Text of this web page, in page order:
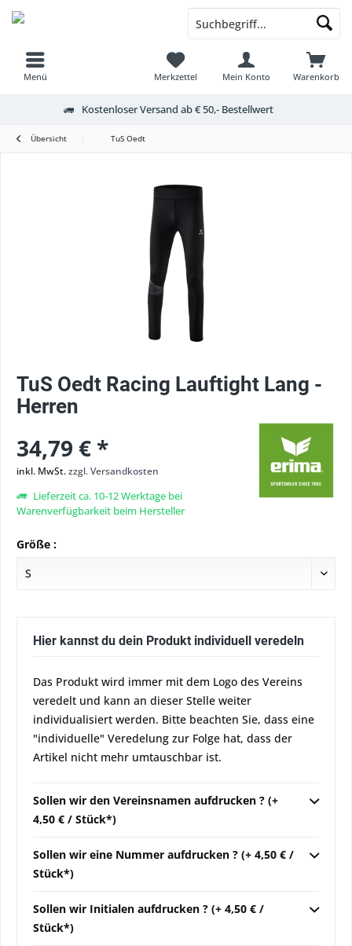
Menü Warenkorb
Merkzettel Mein Konto
Kostenloser Versand ab € 50,- Bestellwert
Übersicht TuS Oedt
TuS Oedt Racing Lauftight Lang -
Herren
34,79 € *
inkl. MwSt.zzgl. Versandkosten
Lieferzeit ca. 10-12 Werktage bei
Warenverfügbarkeit beim Hersteller
Größe :
Hier kannst du dein Produkt individuell veredeln
Das Produkt wird immer mit dem Logo des Vereins
veredelt und kann an dieser Stelle weiter
individualisiert werden. Bitte beachten Sie, dass eine
"individuelle" Veredelung zur Folge hat, dass der
Artikel nicht mehr umtauschbar ist.
Sollen wir den Vereinsnamen aufdrucken ? (+
4,50 € / Stück*)
Sollen wir eine Nummer aufdrucken ? (+ 4,50 € /
Stück*)
Sollen wir Initialen aufdrucken ? (+ 4,50 € /
Stück*)